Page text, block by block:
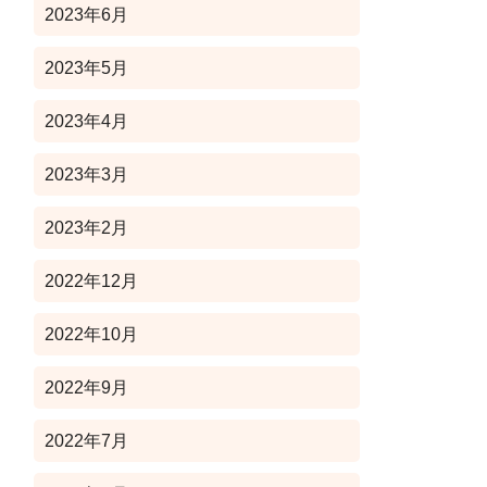
2023年6月
2023年5月
2023年4月
2023年3月
2023年2月
2022年12月
2022年10月
2022年9月
2022年7月